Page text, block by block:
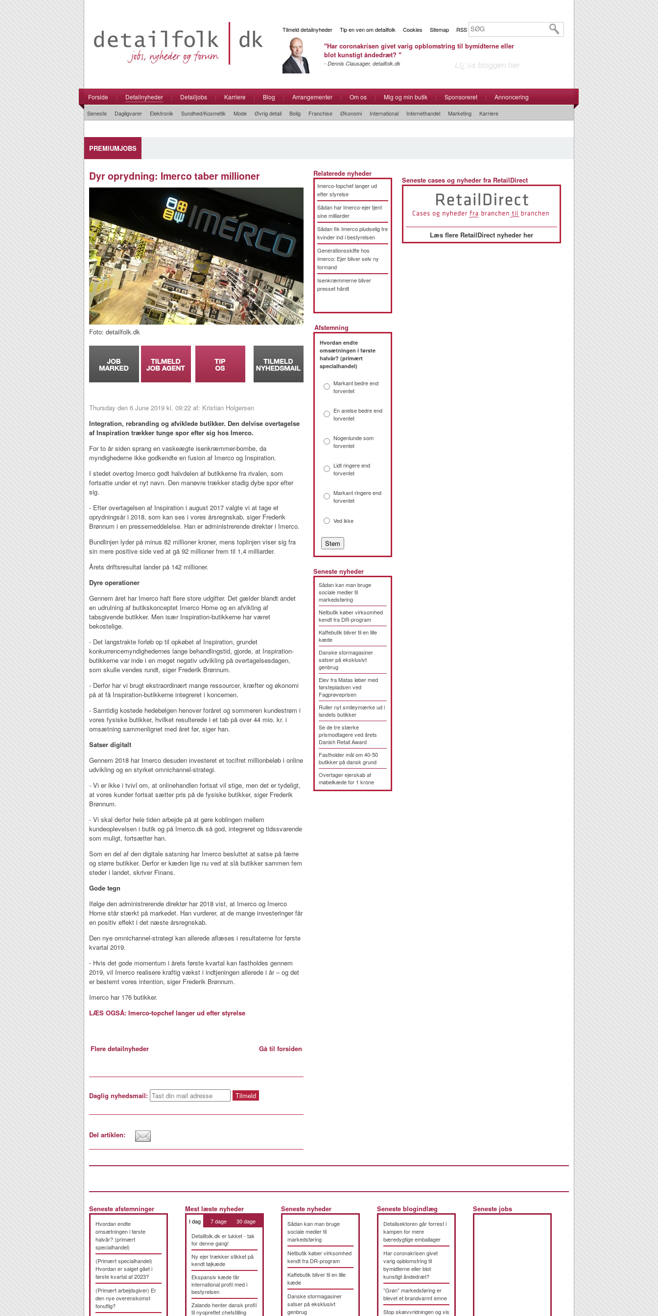
Tilmeld detailnyheder Tip en ven om detailfolk Cookies Sitemap RSS
"Har coronakrisen givet varig opblomstring til bymidterne eller
blot kunstigt åndedræt? "
- Dennis Clausager, detailfolk.dk Lï¿½s bloggen her
Forside | Detailnyheder | Detailjobs | Karriere | Blog | Arrangementer | Om os | Mig og min butik | Sponsoreret | Annoncering
Seneste Dagligvarer Elektronik Sundhed/Kosmetik Mode Øvrig detail Bolig Franchise Økonomi International Internethandel Marketing Karriere
PREMIUMJOBS
Dyr oprydning: Imerco taber millioner
Foto: detailfolk.dk
Thursday den 6 June 2019 kl. 09:22 af: Kristian Holgersen
Integration, rebranding og afviklede butikker. Den delvise overtagelse
af Inspiration trækker tunge spor efter sig hos Imerco.
For to år siden sprang en vaskeægte isenkræmmer-bombe, da
myndighederne ikke godkendte en fusion af Imerco og Inspiration.
I stedet overtog Imerco godt halvdelen af butikkerne fra rivalen, som
fortsatte under et nyt navn. Den manøvre trækker stadig dybe spor efter
sig.
- Efter overtagelsen af Inspiration i august 2017 valgte vi at tage et
oprydningsår i 2018, som kan ses i vores årsregnskab, siger Frederik
Brønnum i en pressemeddelelse. Han er administrerende direktør i Imerco.
Bundlinjen lyder på minus 82 millioner kroner, mens toplinjen viser sig fra
sin mere positive side ved at gå 92 millioner frem til 1,4 milliarder.
Årets driftsresultat lander på 142 millioner.
Dyre operationer
Gennem året har Imerco haft flere store udgifter. Det gælder blandt andet
en udrulning af butikskonceptet Imerco Home og en afvikling af
tabsgivende butikker. Men især Inspiration-butikkerne har været
bekostelige.
- Det langstrakte forløb op til opkøbet af Inspiration, grundet
konkurrencemyndighedernes lange behandlingstid, gjorde, at Inspiration-
butikkerne var inde i en meget negativ udvikling på overtagelsesdagen,
som skulle vendes rundt, siger Frederik Brønnum.
- Derfor har vi brugt ekstraordinært mange ressourcer, kræfter og økonomi
på at få Inspiration-butikkerne integreret i koncernen.
- Samtidig kostede hedebølgen henover foråret og sommeren kundestrøm i
vores fysiske butikker, hvilket resulterede i et tab på over 44 mio. kr. i
omsætning sammenlignet med året før, siger han.
Satser digitalt
Gennem 2018 har Imerco desuden investeret et tocifret millionbeløb i online
udvikling og en styrket omnichannel-strategi.
- Vi er ikke i tvivl om, at onlinehandlen fortsat vil stige, men det er tydeligt,
at vores kunder fortsat sætter pris på de fysiske butikker, siger Frederik
Brønnum.
- Vi skal derfor hele tiden arbejde på at gøre koblingen mellem
kundeoplevelsen i butik og på Imerco.dk så god, integreret og tidssvarende
som muligt, fortsætter han.
Som en del af den digitale satsning har Imerco besluttet at satse på færre
og større butikker. Derfor er kæden lige nu ved at slå butikker sammen fem
steder i landet, skriver Finans.
Gode tegn
Ifølge den administrerende direktør har 2018 vist, at Imerco og Imerco
Home står stærkt på markedet. Han vurderer, at de mange investeringer får
en positiv effekt i det næste årsregnskab.
Den nye omnichannel-strategi kan allerede aflæses i resultaterne for første
kvartal 2019.
- Hvis det gode momentum i årets første kvartal kan fastholdes gennem
2019, vil Imerco realisere kraftig vækst i indtjeningen allerede i år – og det
er bestemt vores intention, siger Frederik Brønnum.
Imerco har 176 butikker.
LÆS OGSÅ: Imerco-topchef langer ud efter styrelse
Flere detailnyheder Gå til forsiden
Daglig nyhedsmail:
Del artiklen:
Relaterede nyheder
Imerco-topchef langer ud
efter styrelse
Sådan har Imerco-ejer tjent
sine milliarder
Sådan fik Imerco pludselig tre
kvinder ind i bestyrelsen
Generationsskifte hos
Imerco: Ejer bliver selv ny
formand
Isenkræmmerne bliver
presset hårdt
Afstemning
Hvordan endte
omsætningen i første
halvår? (primært
specialhandel)
Markant bedre end
forventet
En anelse bedre end
forventet
Nogenlunde som
forventet
Lidt ringere end
forventet
Markant ringere end
forventet
Ved ikke
Seneste nyheder
Sådan kan man bruge
sociale medier til
markedsføring
Netbutik køber virksomhed
kendt fra DR-program
Kaffebutik bliver til en lille
kæde
Danske stormagasiner
satser på eksklusivt
genbrug
Elev fra Matas løber med
førstepladsen ved
Fagprøveprisen
Ruller nyt smileymærke ud i
landets butikker
Se de tre stærke
prismodtagere ved årets
Danish Retail Award
Fastholder mål om 40-50
butikker på dansk grund
Overtager ejerskab af
møbelkæde for 1 krone
Seneste cases og nyheder fra RetailDirect
Læs flere RetailDirect nyheder her
Seneste afstemninger
Hvordan endte
omsætningen i første
halvår? (primært
specialhandel)
(Primært specialhandel)
Hvordan er salget gået i
første kvartal af 2023?
(Primært arbejdsgiver) Er
den nye overenskomst
fonuftig?
Mest læste nyheder
I dag 7 dage
30 dage
Detailfolk.dk er lukket - tak
for denne gang!
Ny ejer trækker stikket på
kendt tøjkæde
Ekspansiv kæde får
international profil med i
bestyrelsen
Zalando henter dansk profil
til nyoprettet chefstilling
Seneste nyheder
Sådan kan man bruge
sociale medier til
markedsføring
Netbutik køber virksomhed
kendt fra DR-program
Kaffebutik bliver til en lille
kæde
Danske stormagasiner
satser på eksklusivt
genbrug
Seneste blogindlæg
Detailsektoren går forrest i
kampen for mere
bæredygtige emballager
Har coronakrisen givet
varig opblomstring til
bymidterne eller blot
kunstigt åndedræt?
”Grøn” markedsføring er
blevet et brandvarmt emne
Stop skævvridningen og vis
Seneste jobs